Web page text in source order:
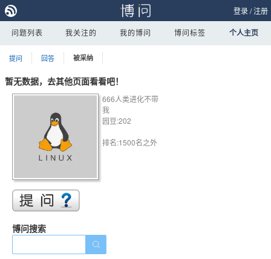
登录/注册
问题列表 我关注的 我的博问 博问标签 个人主页
提问 回答 被采纳
暂无数据，去其他页面看看吧！
666人类进化不带
我
园豆:202
排名:1500名之外
博问搜索